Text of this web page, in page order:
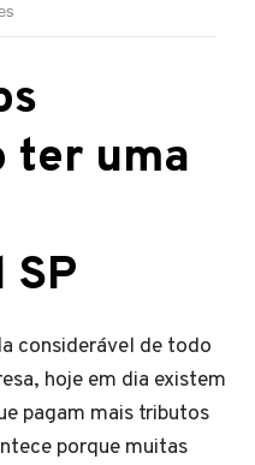
ter uma
considerável de todo
hoje em dia existem
pagam mais tributos
porque muitas